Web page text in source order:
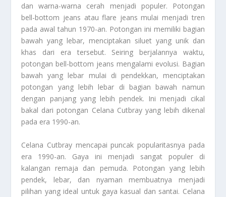
dan warna-warna cerah menjadi populer. Potongan
bell-bottom jeans atau flare jeans mulai menjadi tren
pada awal tahun 1970-an. Potongan ini memiliki bagian
bawah yang lebar, menciptakan siluet yang unik dan
khas dari era tersebut. Seiring berjalannya waktu,
potongan bell-bottom jeans mengalami evolusi. Bagian
bawah yang lebar mulai di pendekkan, menciptakan
potongan yang lebih lebar di bagian bawah namun
dengan panjang yang lebih pendek. Ini menjadi cikal
bakal dari potongan Celana Cutbrayyang lebih dikenal
pada era 1990-an.
Celana Cutbray mencapai puncak popularitasnya pada
era 1990-an. Gaya ini menjadi sangat populer di
kalangan remaja dan pemuda. Potongan yang lebih
pendek, lebar, dan nyaman membuatnya menjadi
pilihan yang ideal untuk gaya kasual dan santai. Celana